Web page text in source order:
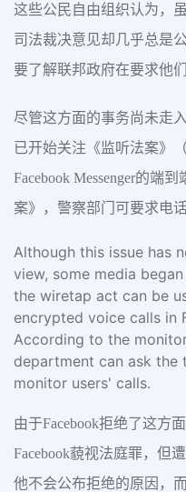
这些公民自由组织认为，
司法裁决意见却几乎总是
要了解联邦政府在要求他
尽管这方面的事务尚未走
已开始关注《监听法案》
Facebook Messenger的端
案》，警察部门可要求电
Although this issue has
view, some media
the wiretap act can be
encrypted voice calls in
According to the
department can ask the
monitor users' calls.
由于Facebook拒绝了这方
Facebook藐视法庭罪，但
他不会公布拒绝的原因，